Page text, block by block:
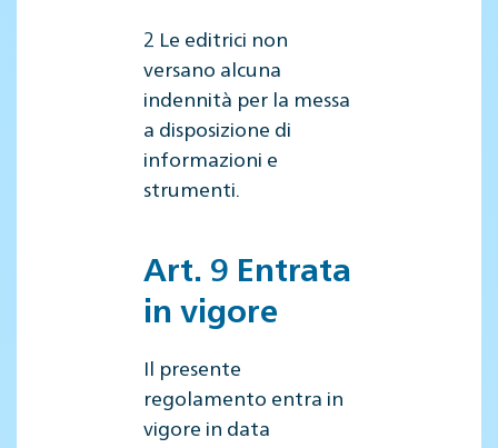
2 Le editrici non
versano alcuna
indennità per la messa
a disposizione di
informazioni e
strumenti.
Art. 9 Entrata
in vigore
Il presente
regolamento entra in
vigore in data